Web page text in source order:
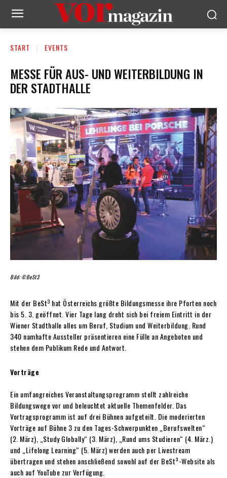
START EVENTS
MESSE FÜR AUS- UND WEITERBILDUNG IN
DER STADTHALLE
Bild: ©BeSt3
Mit der BeSt3 hat Österreichs größte Bildungsmesse ihre Pforten noch
bis 5. 3. geöffnet. Vier Tage lang dreht sich bei freiem Eintritt in der
Wiener Stadthalle alles um Beruf, Studium und Weiterbildung. Rund
340 namhafte Aussteller präsentieren eine Fülle an Angeboten und
stehen dem Publikum Rede und Antwort.
Vorträge
Ein umfangreiches Veranstaltungsprogramm stellt zahlreiche
Bildungswege vor und beleuchtet aktuelle Themenfelder. Das
Vortragsprogramm ist auf drei Bühnen aufgeteilt. Die moderierten
Vorträge auf Bühne 3 zu den Tages-Schwerpunkten „Berufswelten“
(2. März), „Study Globally“ (3. März), „Rund ums Studieren“ (4. März.)
und „Lifelong Learning“ (5. März) werden auch per Livestream
übertragen und stehen anschließend sowohl auf der BeSt³-Website als
auch auf YouTube zur Verfügung.